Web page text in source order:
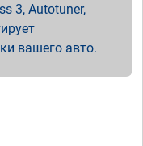
3, Autotuner,
вашего авто.